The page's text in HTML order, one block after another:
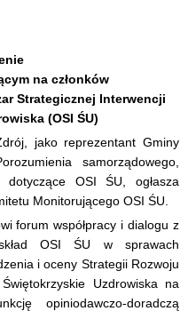
na członków
Strategicznej Interwencji
(OSI ŚU)
jako reprezentant Gminy
samorządowego,
dotyczące OSI ŚU, ogłasza
Monitorującego OSI ŚU.
forum współpracy i dialogu z
OSI ŚU w sprawach
i oceny Strategii Rozwoju
Uzdrowiska na
opiniodawczo-doradczą